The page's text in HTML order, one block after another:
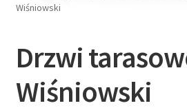
Wiśniowski
Drzwi
Wiśniowski